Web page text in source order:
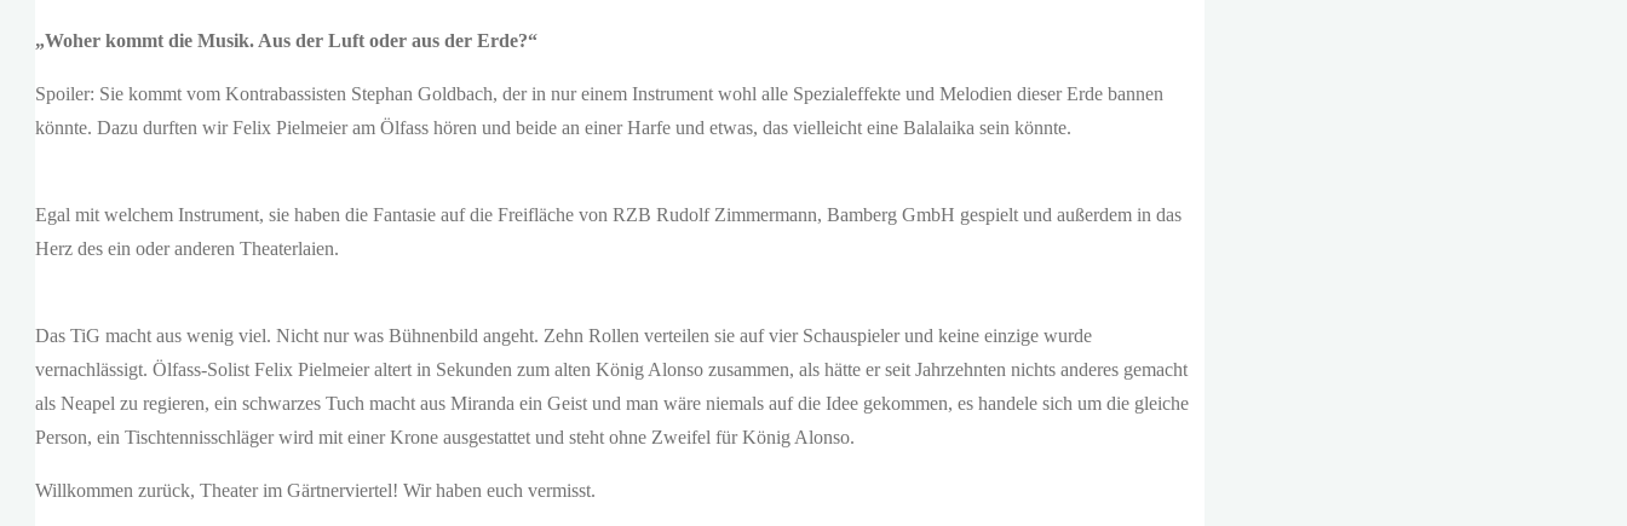
„Woher kommt die Musik. Aus der Luft oder aus der Erde?“
Spoiler: Sie kommt vom Kontrabassisten Stephan Goldbach, der in nur einem Instrument wohl alle Spezialeffekte und Melodien dieser Erde bannen
könnte. Dazu durften wir Felix Pielmeier am Ölfass hören und beide an einer Harfe und etwas, das vielleicht eine Balalaika sein könnte.
Egal mit welchem Instrument, sie haben die Fantasie auf die Freifläche von RZB Rudolf Zimmermann, Bamberg GmbH gespielt und außerdem in das
Herz des ein oder anderen Theaterlaien.
Das TiG macht aus wenig viel. Nicht nur was Bühnenbild angeht. Zehn Rollen verteilen sie auf vier Schauspieler und keine einzige wurde
vernachlässigt. Ölfass-Solist Felix Pielmeier altert in Sekunden zum alten König Alonso zusammen, als hätte er seit Jahrzehnten nichts anderes gemacht
als Neapel zu regieren, ein schwarzes Tuch macht aus Miranda ein Geist und man wäre niemals auf die Idee gekommen, es handele sich um die gleiche
Person, ein Tischtennisschläger wird mit einer Krone ausgestattet und steht ohne Zweifel für König Alonso.
Willkommen zurück, Theater im Gärtnerviertel! Wir haben euch vermisst.